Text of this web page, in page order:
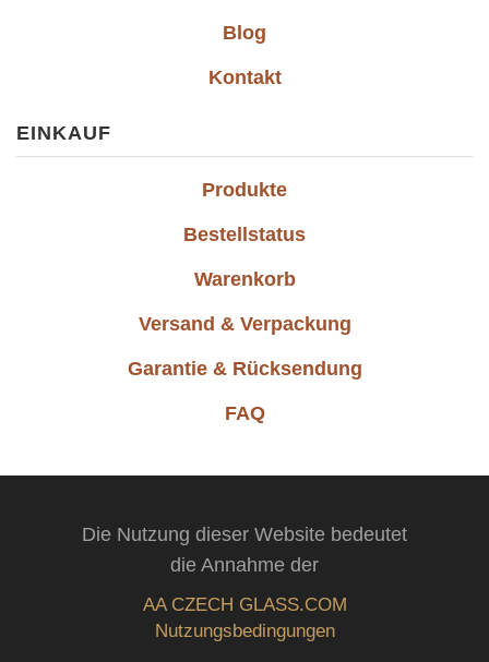
Blog
Kontakt
EINKAUF
Produkte
Bestellstatus
Warenkorb
Versand & Verpackung
Garantie & Rücksendung
FAQ
Die Nutzung dieser Website bedeutet
die Annahme der
AA CZECH GLASS.COM
Nutzungsbedingungen